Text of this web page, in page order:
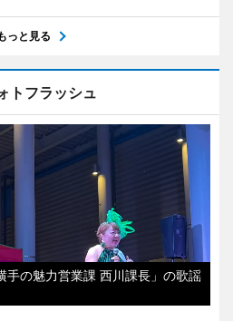
っと見る
トフラッシュ
手の魅力営業課 西川課長」の歌謡